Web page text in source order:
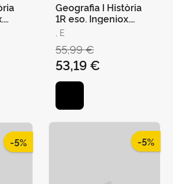
Geografia I Història
1R eso. Ingeniox.
Comunitat
Valenciana
, E
55,99 €
53,19 €
-5% -5%